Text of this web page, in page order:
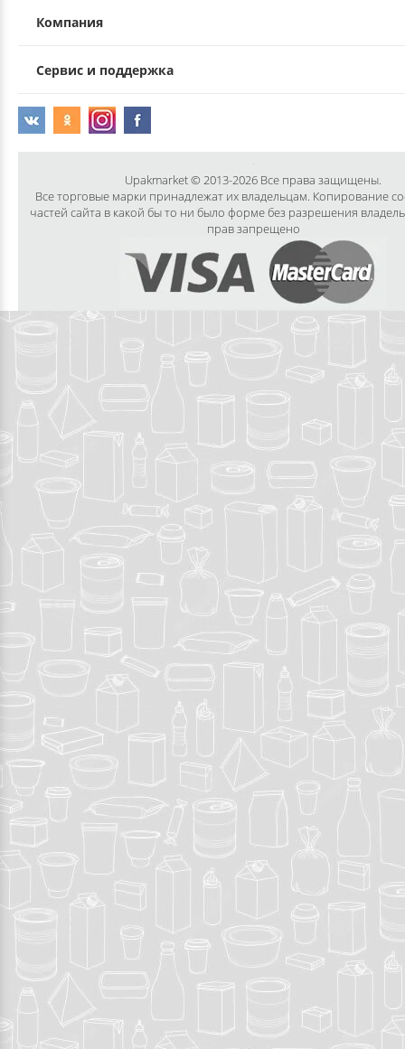
Компания
Сервис и поддержка
Upakmarket © 2013-2026 Все права защищены.
Все торговые марки принадлежат их владельцам. Копирование
частей сайта в какой бы то ни было форме без разрешения
прав запрещено